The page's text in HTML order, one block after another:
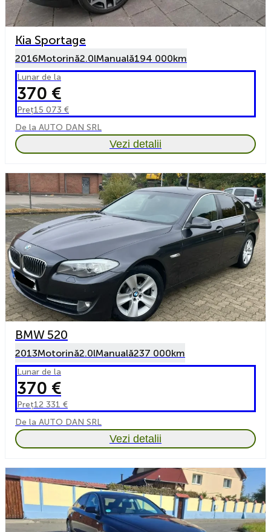
Kia Sportage
2016Motorină2.0lManuală194 000km
Lunar de la
370 €
Preț15 073 €
De la AUTO DAN SRL
Vezi detalii
BMW 520
2013Motorină2.0lManuală237 000km
Lunar de la
370 €
Preț12 331 €
De la AUTO DAN SRL
Vezi detalii